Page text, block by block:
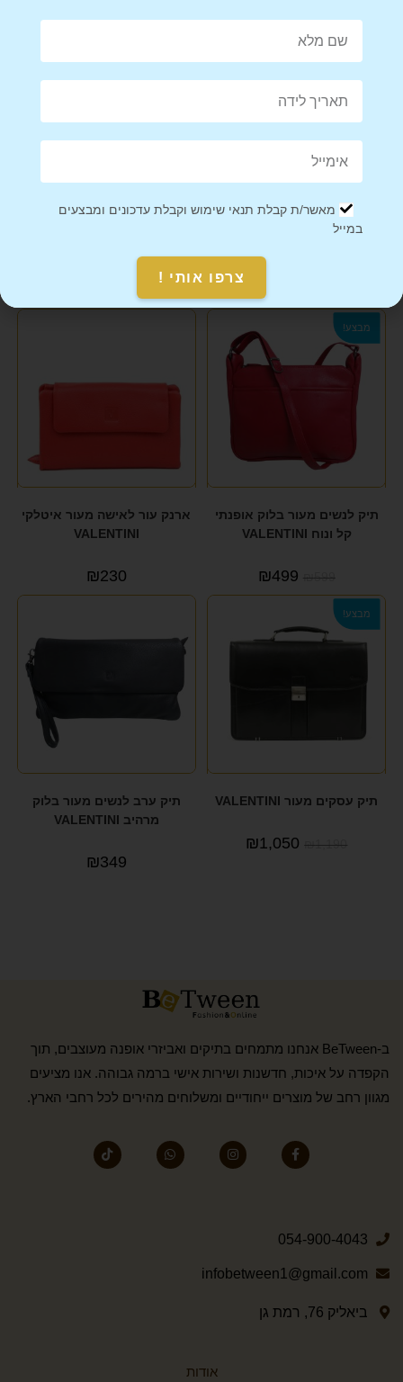
מבצע!
תיק לנשים מעור בלוק אופנתי
קל ונוח VALENTINI
₪599
₪499
ארנק עור לאישה מעור איטלקי
VALENTINI
₪230
מבצע!
תיק עסקים מעור VALENTINI
₪1,190
₪1,050
תיק ערב לנשים מעור בלוק
מרהיב VALENTINI
₪349
ב-BeTween אנחנו מתמחים בתיקים ואביזרי אופנה מעוצבים, תוך
הקפדה על איכות, חדשנות ושירות אישי ברמה גבוהה. אנו מציעים
מגוון רחב של מוצרים ייחודיים ומשלוחים מהירים לכל רחבי הארץ.
054-900-4043
infobetween1@gmail.com
ביאליק 76, רמת גן
אודות
מאשר/ת קבלת תנאי שימוש וקבלת עדכונים ומבצעים
במייל
צרפו אותי !